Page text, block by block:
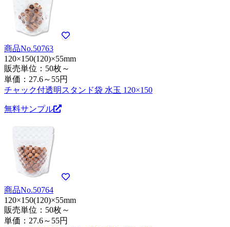
商品No.50763
120×150(120)×55mm
販売単位：50枚～
単価： 27.6～55円
チャック付透明スタンド袋 水玉 120×150
無料サンプル
商品No.50764
120×150(120)×55mm
販売単位：50枚～
単価： 27.6～55円